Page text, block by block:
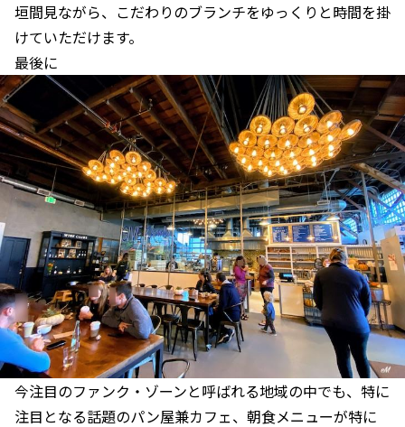
垣間見ながら、こだわりのブランチをゆっくりと時間を掛
けていただけます。
最後に
今注目のファンク・ゾーンと呼ばれる地域の中でも、特に
注目となる話題のパン屋兼カフェ、朝食メニューが特に